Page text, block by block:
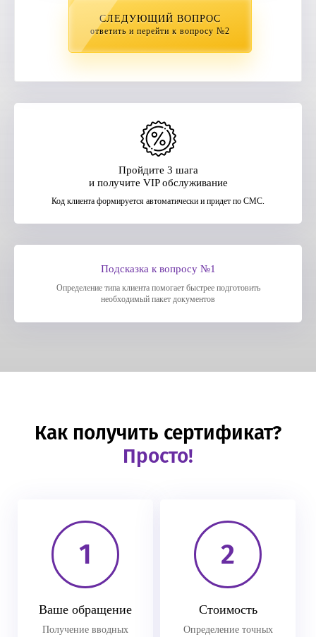
Пройдите 3 шага
и получите VIP обслуживание
Код клиента формируется автоматически и придет по СМС.
Подсказка к вопросу №1
Определение типа клиента помогает быстрее подготовить
необходимый пакет документов
СЛЕДУЮЩИЙ ВОПРОС
ответить и перейти к вопросу №2
Как получить сертификат?
Просто!
1
Ваше обращение
Получение вводных
2
Стоимость
Определение точных